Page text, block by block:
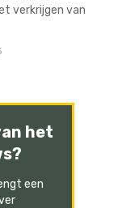
verkrijgen van
het
een